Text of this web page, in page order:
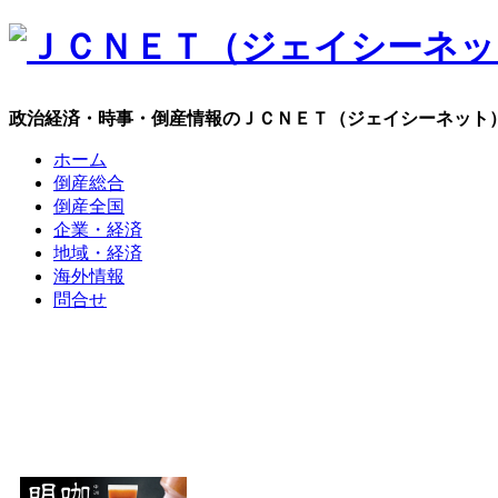
政治経済・時事・倒産情報のＪＣＮＥＴ（ジェイシーネット
ホーム
倒産総合
倒産全国
企業・経済
地域・経済
海外情報
問合せ